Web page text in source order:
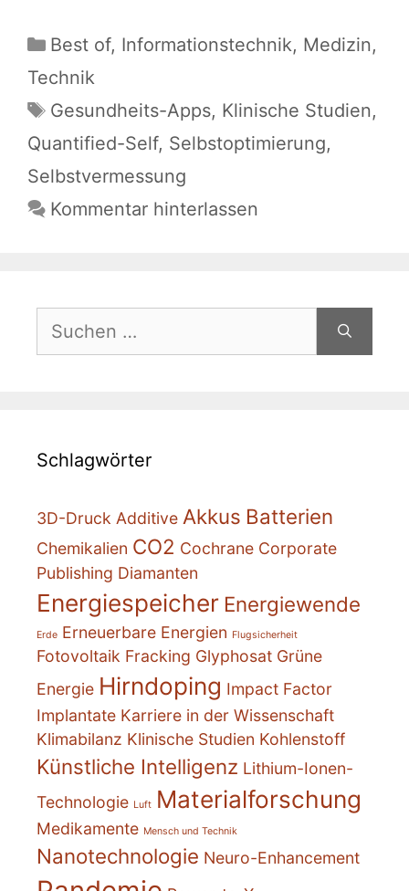
Kategorien
Best of, Informationstechnik, Medizin,
Technik
Schlagwörter
Gesundheits-Apps, Klinische Studien,
Quantified-Self, Selbstoptimierung,
Selbstvermessung
Kommentar hinterlassen
nach:
Schlagwörter
3D-Druck Additive Akkus Batterien
Chemikalien CO2 Cochrane Corporate
Publishing Diamanten
Energiespeicher Energiewende
Erde Erneuerbare Energien Flugsicherheit
Fotovoltaik Fracking Glyphosat Grüne
Energie Hirndoping Impact Factor
Implantate Karriere in der Wissenschaft
Klimabilanz Klinische Studien Kohlenstoff
Künstliche Intelligenz Lithium-Ionen-
Technologie Luft Materialforschung
Medikamente Mensch und Technik
Nanotechnologie Neuro-Enhancement